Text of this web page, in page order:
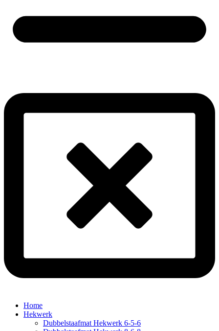
Home
Hekwerk
Dubbelstaafmat Hekwerk 6-5-6